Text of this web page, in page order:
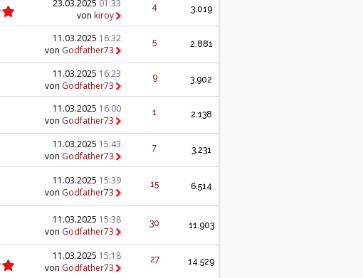
23.03.2025 01:33
von kiroy
4 3.019
11.03.2025 16:32
von Godfather73
5 2.881
11.03.2025 16:23
von Godfather73
9 3.902
11.03.2025 16:00
von Godfather73
1 2.138
11.03.2025 15:43
von Godfather73
7 3.231
11.03.2025 15:39
von Godfather73
15 6.514
11.03.2025 15:38
von Godfather73
30 11.903
11.03.2025 15:18
von Godfather73
27 14.529